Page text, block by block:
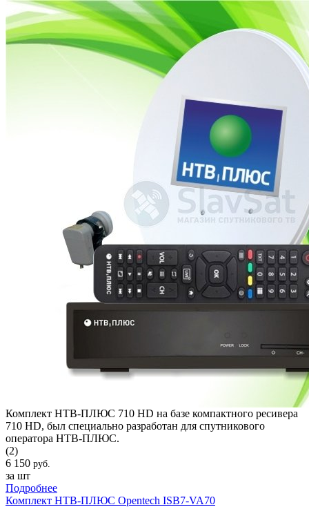
Комплект НТВ-ПЛЮС 710 HD на базе компактного ресивера
710 HD, был специально разработан для спутникового
оператора НТВ-ПЛЮС.
(2)
6 150 руб.
за шт
Подробнее
Комплект НТВ-ПЛЮС Opentech ISB7-VA70